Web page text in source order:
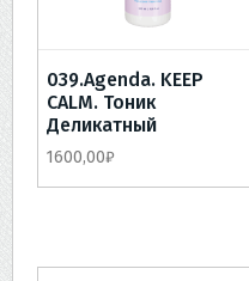
039.Agenda. KEEP
CALM. Тоник
Деликатный
1600,00₽